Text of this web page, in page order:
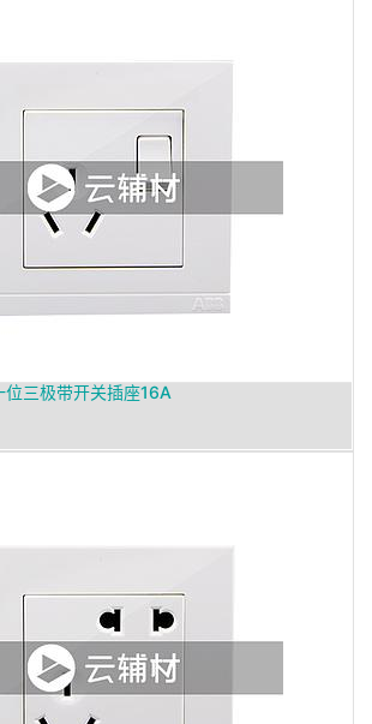
三极带开关插座16A